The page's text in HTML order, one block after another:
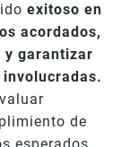
exitoso en
acordados,
y garantizar
de